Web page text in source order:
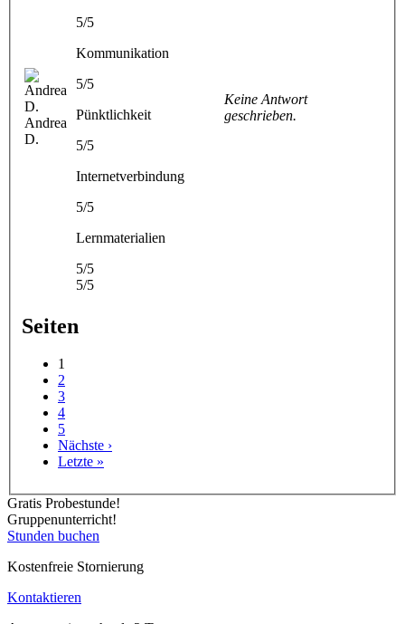
Andrea
D.
5/5
Kommunikation
5/5
Pünktlichkeit
5/5
Internetverbindung
5/5
Lernmaterialien
5/5
5/5
Keine Antwort
geschrieben.
Seiten
1
2
3
4
5
Nächste ›
Letzte »
Gratis Probestunde!
Gruppenunterricht!
Stunden buchen
Kostenfreie Stornierung
Kontaktieren